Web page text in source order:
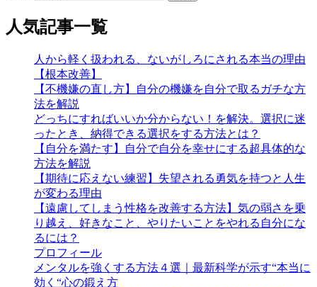
人気記事一覧
人から軽く扱われる、ないがしろにされる本当の理由
【根本改善】
【不機嫌の直し方】自分の機嫌を自分で取るガチな方
法を解説
どっちにすればいいか分からない！を解決。選択に迷
ったとき、納得できる選択をする方法とは？
【自分を満たす】自分で自分を幸せにする超具体的な
方法を解説
【期待に応えない練習】失望される勇気を持つと人生
が変わる理由
【遠慮してしまう性格を改善する方法】気の弱さを乗
り越え、好きなこと、やりたいことをやれる自分にな
るには？
プロフィール
メンタルを強くする方法４選｜最新科学が示す“本当に
効く“心の鍛え方